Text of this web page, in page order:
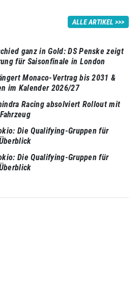
ALLE ARTIKEL
ganz in Gold: DS Penske zeigt
für Saisonfinale in London
Monaco-Vertrag bis 2031 &
im Kalender 2026/27
Racing absolviert Rollout mit
Die Qualifying-Gruppen für
Die Qualifying-Gruppen für